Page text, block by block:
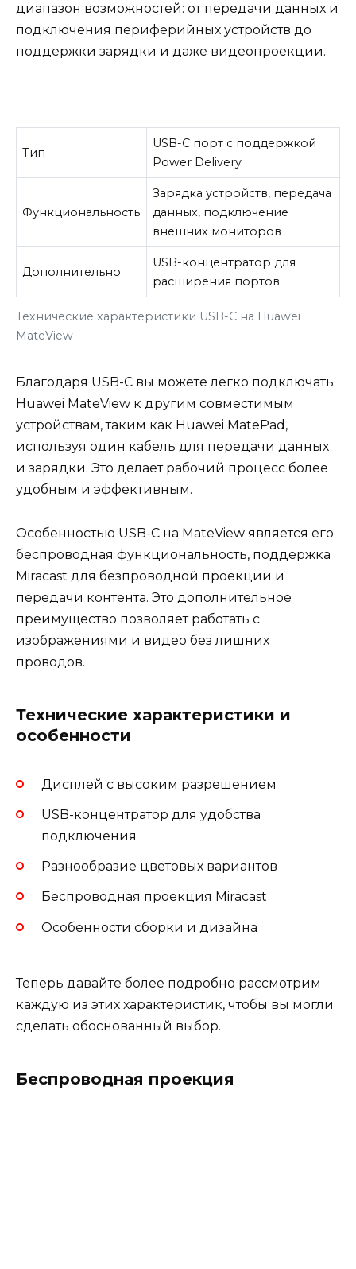
диапазон возможностей: от передачи данных и
подключения периферийных устройств до
поддержки зарядки и даже видеопроекции.
Технические характеристики USB-C на Huawei
MateView
Тип
USB-C порт с поддержкой
Power Delivery
Функциональность
Зарядка устройств, передача
данных, подключение
внешних мониторов
Дополнительно
USB-концентратор для
расширения портов
Благодаря USB-C вы можете легко подключать
Huawei MateView к другим совместимым
устройствам, таким как Huawei MatePad,
используя один кабель для передачи данных
и зарядки. Это делает рабочий процесс более
удобным и эффективным.
Особенностью USB-C на MateView является его
беспроводная функциональность, поддержка
Miracast для безпроводной проекции и
передачи контента. Это дополнительное
преимущество позволяет работать с
изображениями и видео без лишних
проводов.
Технические характеристики и
особенности
Дисплей с высоким разрешением
USB-концентратор для удобства
подключения
Разнообразие цветовых вариантов
Беспроводная проекция Miracast
Особенности сборки и дизайна
Теперь давайте более подробно рассмотрим
каждую из этих характеристик, чтобы вы могли
сделать обоснованный выбор.
Беспроводная проекция